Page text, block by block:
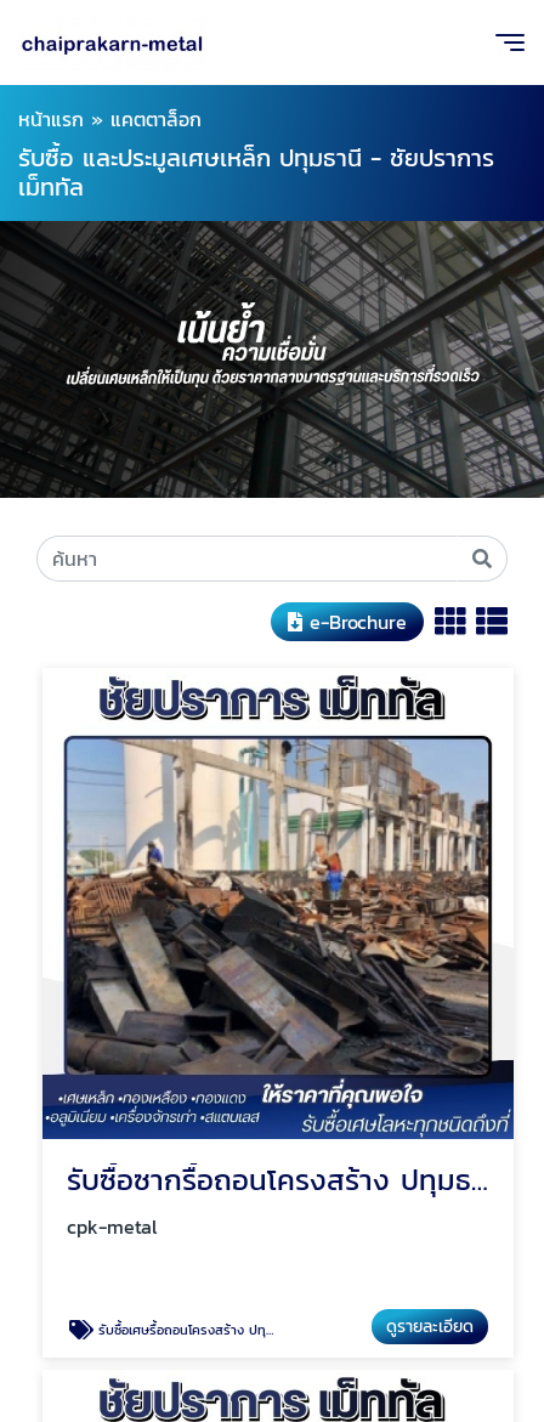
หน้าแรก » แคตตาล็อก
รับซื้อ และประมูลเศษเหล็ก ปทุมธานี - ชัยปราการ
เม็ททัล
e-Brochure
รับซื้อซากรื้อถอนโครงสร้าง ปทุมธานี
cpk-metal
รับซื้อเศษรื้อถอนโครงสร้าง ปทุมธานี ดูรายละเอียด